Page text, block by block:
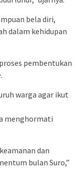
bela diri,
dalam kehidupan
pembentukan
warga agar ikut
menghormati
dan
bulan Suro,”